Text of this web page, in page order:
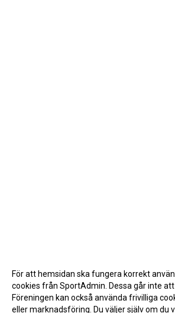
För att hemsidan ska fungera korrekt
cookies från SportAdmin. Dessa går inte att
Föreningen kan också använda frivilliga
eller marknadsföring. Du väljer själv om du